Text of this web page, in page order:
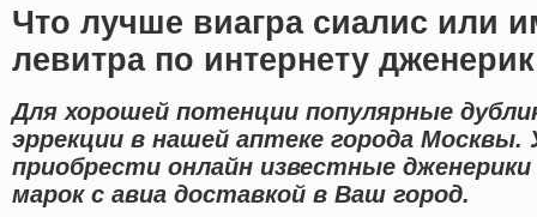
Что лучше виагра сиалис или
левитра по интернету дженерик
Для хорошей потенции популярные
эррекции в нашей аптеке города
приобрести онлайн известные
марок с авиа доставкой в Ваш город.